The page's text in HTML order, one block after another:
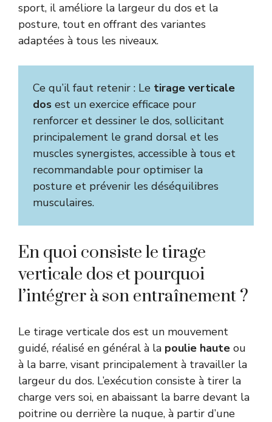
sport, il améliore la largeur du dos et la
posture, tout en offrant des variantes
adaptées à tous les niveaux.
Ce qu’il faut retenir : Le tirage verticale
dos est un exercice efficace pour
renforcer et dessiner le dos, sollicitant
principalement le grand dorsal et les
muscles synergistes, accessible à tous et
recommandable pour optimiser la
posture et prévenir les déséquilibres
musculaires.
En quoi consiste le tirage
verticale dos et pourquoi
l’intégrer à son entraînement ?
Le tirage verticale dos est un mouvement
guidé, réalisé en général à la poulie haute ou
à la barre, visant principalement à travailler la
largeur du dos. L’exécution consiste à tirer la
charge vers soi, en abaissant la barre devant la
poitrine ou derrière la nuque, à partir d’une